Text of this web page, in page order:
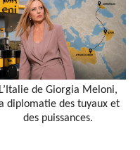
L’Italie de Giorgia Meloni,
diplomatie des tuyaux et
des puissances.